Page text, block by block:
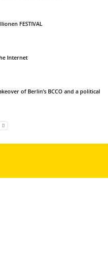
FESTIVAL
Internet
of Berlin’s BCCO and a political